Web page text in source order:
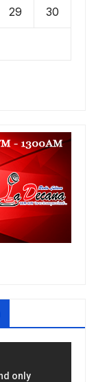
29 30